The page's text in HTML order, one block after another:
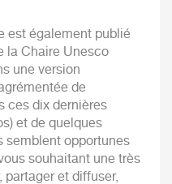
est également publié
la Chaire Unesco
une version
de
ces dix dernières
et de quelques
semblent opportunes
souhaitant une très
partager et diffuser,